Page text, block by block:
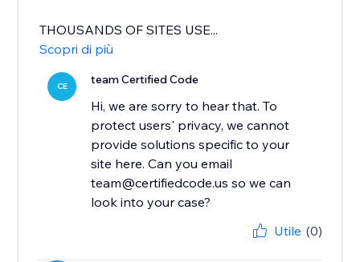
THOUSANDS OF SITES USE...
Scopri di più
CE team Certified Code
Hi, we are sorry to hear that. To
protect users' privacy, we cannot
provide solutions specific to your
site here. Can you email
team@certifiedcode.us so we can
look into your case?
Utile (0)